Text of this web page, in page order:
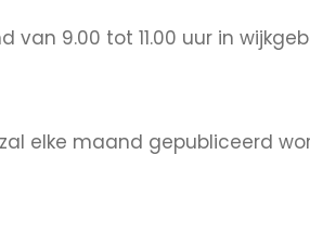
9.00 tot 11.00 uur in
elke maand gepubliceerd